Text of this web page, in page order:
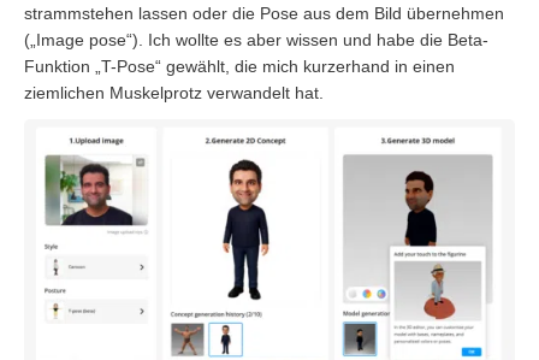
strammstehen lassen oder die Pose aus dem Bild übernehmen
(„Image pose“). Ich wollte es aber wissen und habe die Beta-
Funktion „T-Pose“ gewählt, die mich kurzerhand in einen
ziemlichen Muskelprotz verwandelt hat.